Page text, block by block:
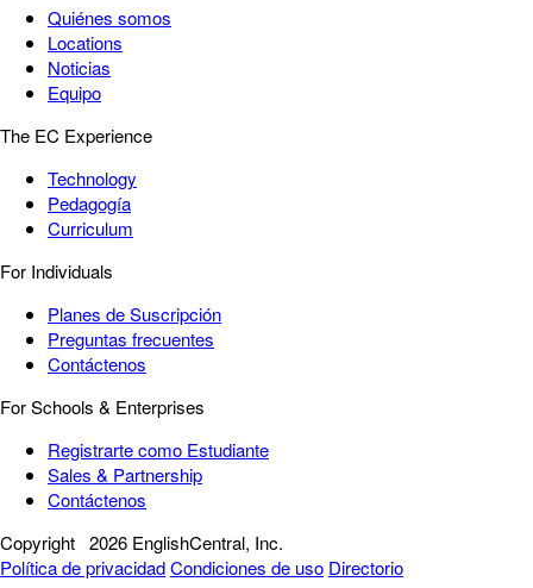
Quiénes somos
Locations
Noticias
Equipo
The EC Experience
Technology
Pedagogía
Curriculum
For Individuals
Planes de Suscripción
Preguntas frecuentes
Contáctenos
For Schools & Enterprises
Registrarte como Estudiante
Sales & Partnership
Contáctenos
Copyright 2026 EnglishCentral, Inc.
Política de privacidadCondiciones de uso Directorio